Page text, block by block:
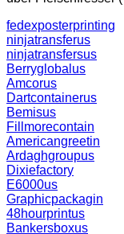
fedexposterprinting
ninjatransferus
ninjatransfersus
Berryglobalus
Amcorus
Dartcontainerus
Bemisus
Fillmorecontain
Americangreetin
Ardaghgroupus
Dixiefactory
E6000us
Graphicpackagin
48hourprintus
Bankersboxus